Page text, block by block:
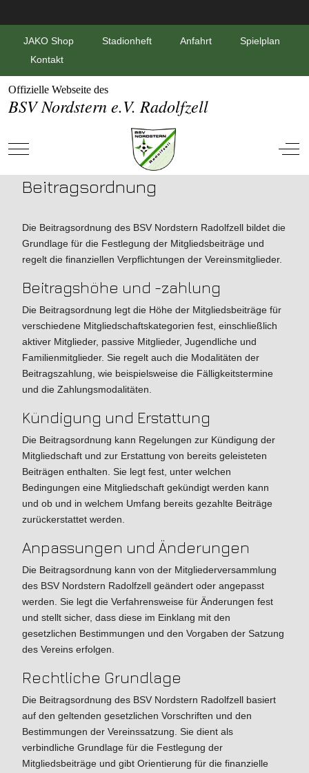
JAKO Shop Stadionheft Anfahrt
Spielplan
Kontakt
Offizielle Webseite des
BSV Nordstern e.V. Radolfzell
Mobile Menu Toggle Off-
Beitragsordnung
Die Beitragsordnung des BSV Nordstern Radolfzell bildet die
Grundlage für die Festlegung der Mitgliedsbeiträge und
regelt die finanziellen Verpflichtungen der Vereinsmitglieder.
Beitragshöhe und -zahlung
Die Beitragsordnung legt die Höhe der Mitgliedsbeiträge für
verschiedene Mitgliedschaftskategorien fest, einschließlich
aktiver Mitglieder, passive Mitglieder, Jugendliche und
Familienmitglieder. Sie regelt auch die Modalitäten der
Beitragszahlung, wie beispielsweise die Fälligkeitstermine
und die Zahlungsmodalitäten.
Kündigung und Erstattung
Die Beitragsordnung kann Regelungen zur Kündigung der
Mitgliedschaft und zur Erstattung von bereits geleisteten
Beiträgen enthalten. Sie legt fest, unter welchen
Bedingungen eine Mitgliedschaft gekündigt werden kann
und ob und in welchem Umfang bereits gezahlte Beiträge
zurückerstattet werden.
Anpassungen und Änderungen
Die Beitragsordnung kann von der Mitgliederversammlung
des BSV Nordstern Radolfzell geändert oder angepasst
werden. Sie legt die Verfahrensweise für Änderungen fest
und stellt sicher, dass diese im Einklang mit den
gesetzlichen Bestimmungen und den Vorgaben der Satzung
des Vereins erfolgen.
Rechtliche Grundlage
Die Beitragsordnung des BSV Nordstern Radolfzell basiert
auf den geltenden gesetzlichen Vorschriften und den
Bestimmungen der Vereinssatzung. Sie dient als
verbindliche Grundlage für die Festlegung der
Mitgliedsbeiträge und gibt Orientierung für die finanzielle